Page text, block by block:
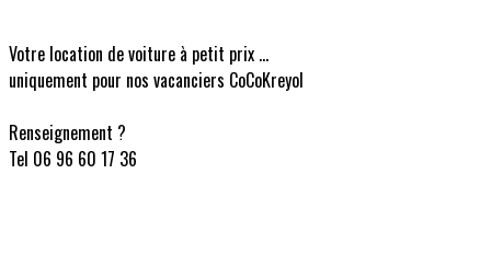
Votre location de voiture à petit prix ...
uniquement pour nos vacanciers CoCoKreyol
Renseignement ?
Tel 06 96 60 17 36